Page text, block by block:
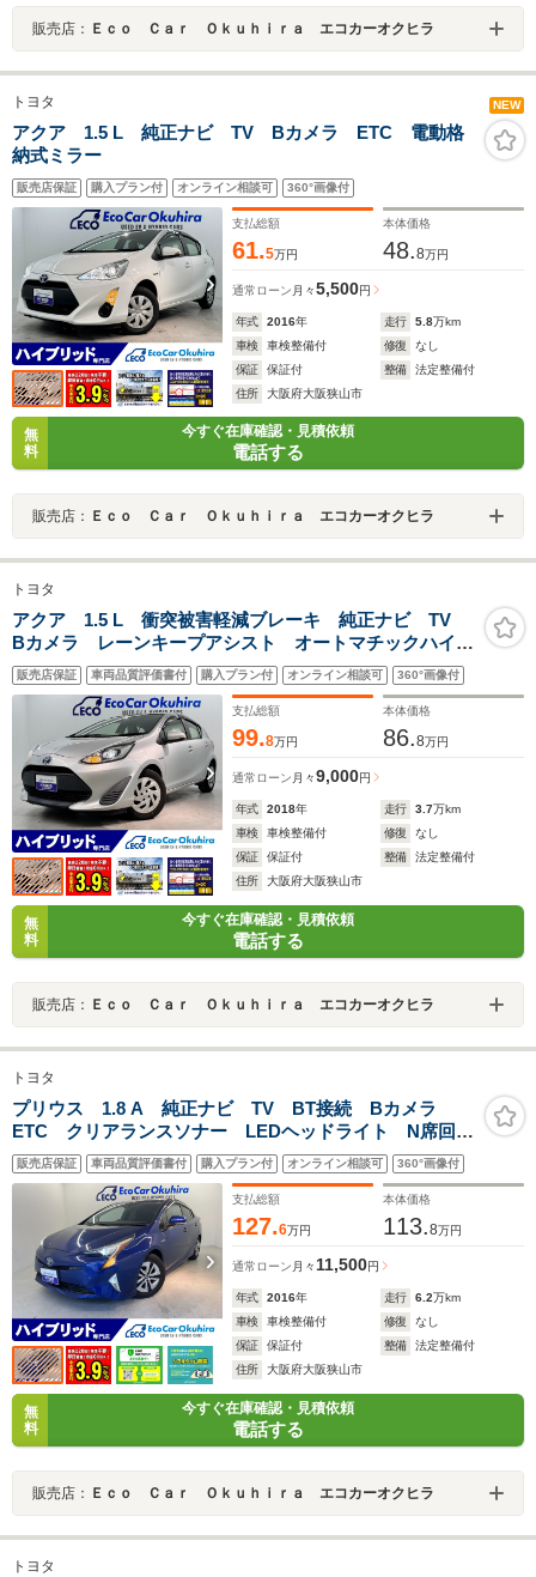
販売店： Ｅｃｏ Ｃａｒ Ｏｋｕｈｉｒａ エコカーオクヒラ
トヨタ NEW
アクア 1.5 L 純正ナビ TV Bカメラ ETC 電動格
納式ミラー
販売店保証 購入プラン付 オンライン相談可 360°画像付
支払総額
61.5万円
本体価格
48.8万円
通常ローン 月々5,500円
年式 2016年 走行 5.8万km
車検
車検整備付 修復
なし
保証
保証付 整備
法定整備付
住所
大阪府大阪狭山市
無
料
今すぐ在庫確認・見積依頼
電話する
販売店： Ｅｃｏ Ｃａｒ Ｏｋｕｈｉｒａ エコカーオクヒラ
トヨタ
アクア 1.5 L 衝突被害軽減ブレーキ 純正ナビ TV
Bカメラ レーンキープアシスト オートマチックハイビ
ーム ETC 横滑り防止装置
販売店保証 車両品質評価書付 購入プラン付 オンライン相談可 360°画像付
支払総額
99.8万円
本体価格
86.8万円
通常ローン 月々9,000円
年式 2018年 走行 3.7万km
車検
車検整備付 修復
なし
保証
保証付 整備
法定整備付
住所
大阪府大阪狭山市
無
料
今すぐ在庫確認・見積依頼
電話する
販売店： Ｅｃｏ Ｃａｒ Ｏｋｕｈｉｒａ エコカーオクヒラ
トヨタ
プリウス 1.8 A 純正ナビ TV BT接続 Bカメラ
ETC クリアランスソナー LEDヘッドライト N席回転
シート レーダークルーズコントロール
販売店保証 車両品質評価書付 購入プラン付 オンライン相談可 360°画像付
支払総額
127.6万円
本体価格
113.8万円
通常ローン 月々11,500円
年式 2016年 走行 6.2万km
車検
車検整備付 修復
なし
保証
保証付 整備
法定整備付
住所
大阪府大阪狭山市
無
料
今すぐ在庫確認・見積依頼
電話する
販売店： Ｅｃｏ Ｃａｒ Ｏｋｕｈｉｒａ エコカーオクヒラ
トヨタ